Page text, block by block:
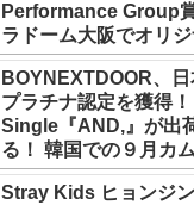
Performance Group
ラドーム大阪でオリ
フォーマンス披露！
コンセプトにスーツ
り】
BOYNEXTDOOR、
プラチナ認定を獲得
Single『AND,』が出
る！ 韓国での９月カ
Stray Kids ヒョンジ